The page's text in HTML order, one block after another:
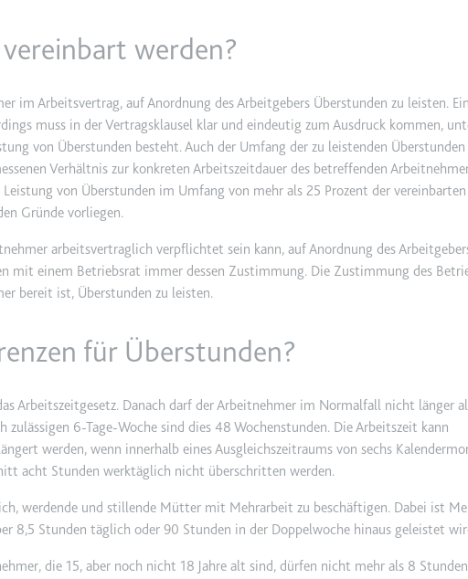
Typ:
HTTP-Cookie
Anbieter:
smartlaw.de
Zweck:
Wird verwendet, um die Effizienz der Werbeaktivitäten der
Conversion-Rate der Anzeigen der Website über mehrere
3 Monate
Typ:
HTTP-Cookie
www.googletagmanager.com
Verfolgt die Konversionsrate zwischen dem Nutzer und den
Ablauf:
Beständig
Typ:
HTML Local Storage
ROLLOUT_TOKEN
Anbieter:
youtube.com
Zweck:
Wird verwendet, um die Interaktion der Nutzer mit eingebetteten
werden?
im Arbeitsvertrag, auf Anordnung des Arbeitgebers Überstunden zu leisten.
muss in der Vertragsklausel klar und eindeutig zum Ausdruck kommen,
von Überstunden besteht. Auch der Umfang der zu leistenden Überstunden
Verhältnis zur konkreten Arbeitszeitdauer des betreffenden
von Überstunden im Umfang von mehr als 25 Prozent der vereinbarten
Gründe vorliegen.
arbeitsvertraglich verpflichtet sein kann, auf Anordnung des
mit einem Betriebsrat immer dessen Zustimmung. Die Zustimmung des
bereit ist, Überstunden zu leisten.
für Überstunden?
Arbeitszeitgesetz. Danach darf der Arbeitnehmer im Normalfall nicht länger
zulässigen 6-Tage-Woche sind dies 48 Wochenstunden. Die Arbeitszeit kann
werden, wenn innerhalb eines Ausgleichszeitraums von sechs
acht Stunden werktäglich nicht überschritten werden.
werdende und stillende Mütter mit Mehrarbeit zu beschäftigen. Dabei ist
8,5 Stunden täglich oder 90 Stunden in der Doppelwoche hinaus geleistet
die 15, aber noch nicht 18 Jahre alt sind, dürfen nicht mehr als 8